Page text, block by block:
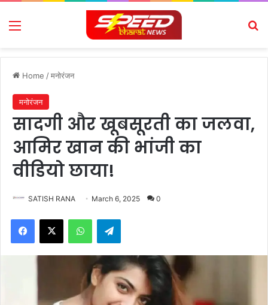
Menu
Home /मनोरंजन
मनोरंजन
सादगी और खूबसूरती का जलवा,
आमिर खान की भांजी का
वीडियो छाया!
SATISH RANA March 6, 2025 0
Facebook
X WhatsAppTelegram